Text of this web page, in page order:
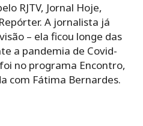
RJTV, Jornal Hoje,
A jornalista já
– ela ficou longe das
a pandemia de Covid-
no programa Encontro,
com Fátima Bernardes.